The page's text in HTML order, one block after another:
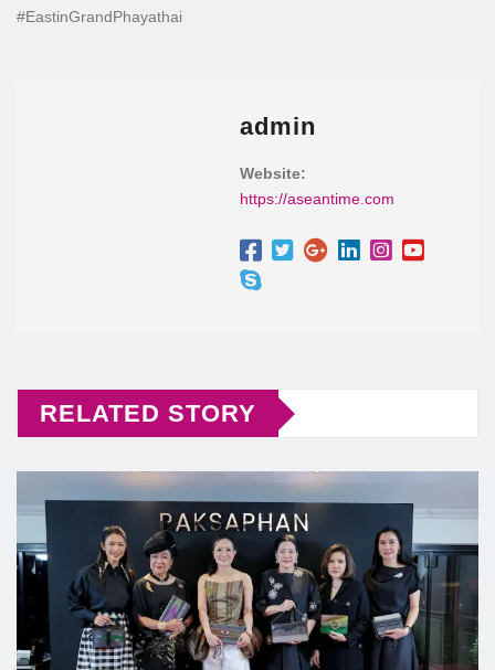
#EastinGrandPhayathai
admin
Website:
https://aseantime.com
RELATED STORY